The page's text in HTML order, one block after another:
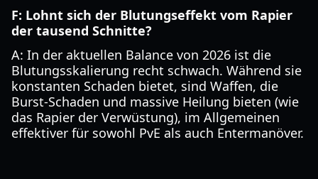
F: Lohnt sich der Blutungseffekt vom Rapier
der tausend Schnitte?
A: In der aktuellen Balance von 2026 ist die
Blutungsskalierung recht schwach. Während sie
konstanten Schaden bietet, sind Waffen, die
Burst-Schaden und massive Heilung bieten (wie
das Rapier der Verwüstung), im Allgemeinen
effektiver für sowohl PvE als auch Entermanöver.